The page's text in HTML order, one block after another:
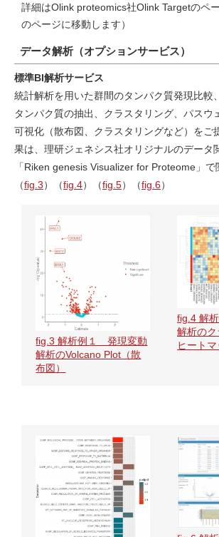
詳細はOlink proteomics社Olink Targetのペ
のページに移動します）
データ解析（オプションサービス）
標準BI解析サービス
統計解析を用いた群間のタンパク質発現比較
タンパク質の抽出、クラスタリング、パスウ
可視化（散布図、クラスタリングなど）をご
果は、理研ジェネシス社オリジナルのデータ
「Riken genesis Visualizer for Proteome」で
（fig.3）（fig.4）（fig.5）（fig.6）
fig.3 解析例１ 発現変動
解析のVolcano Plot（散
布図）
fig.4 解
解析のク
ヒート